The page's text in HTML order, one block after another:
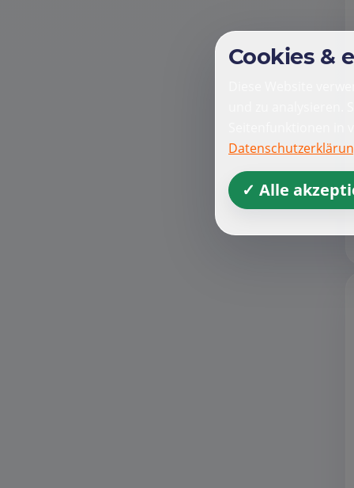
Cookies &
Diese Website
und zu analysieren.
Seitenfunktionen
✓ Alle